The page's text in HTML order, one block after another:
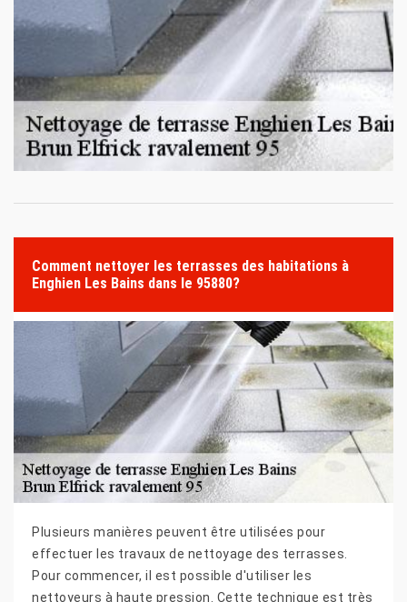
Comment nettoyer les terrasses des habitations à
Enghien Les Bains dans le 95880?
Plusieurs manières peuvent être utilisées pour
effectuer les travaux de nettoyage des terrasses.
Pour commencer, il est possible d'utiliser les
nettoyeurs à haute pression. Cette technique est très